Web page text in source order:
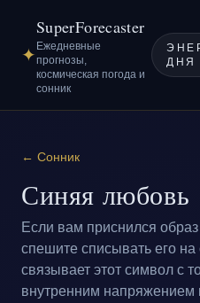
✦
SuperForecaster
Ежедневные
прогнозы,
космическая погода и
сонник
ДНЯ
← Сонник
Синяя любовь
Если вам приснился
спешите списывать его на
связывает этот символ с
внутренним напряжением